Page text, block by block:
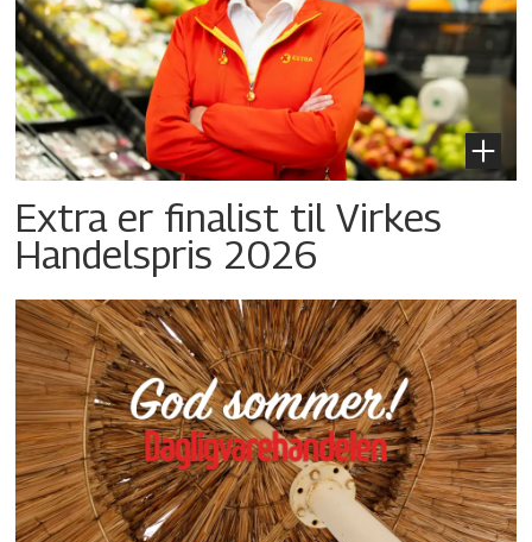
Extra er finalist til Virkes
Handelspris 2026